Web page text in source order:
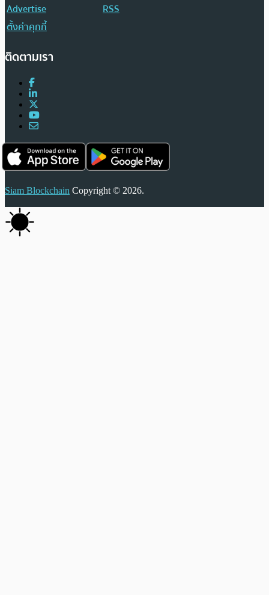
Advertise
RSS
ตั้งค่าคุกกี้
ติดตามเรา
Siam Blockchain Copyright © 2026.